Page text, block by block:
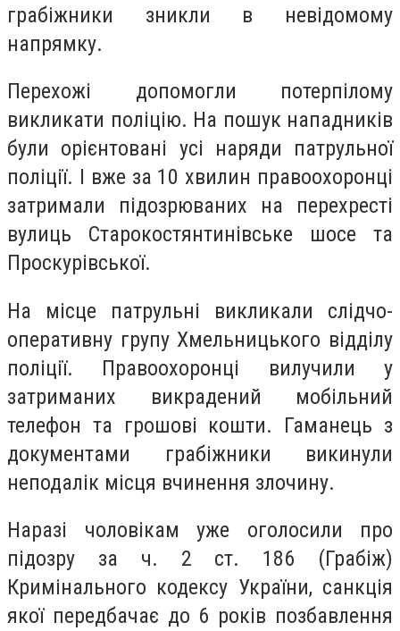
грабіжники зникли в невідомому
напрямку.
Перехожі допомогли потерпілому
викликати поліцію. На пошук нападників
були орієнтовані усі наряди патрульної
поліції. І вже за 10 хвилин правоохоронці
затримали підозрюваних на перехресті
вулиць Старокостянтинівське шосе та
Проскурівської.
На місце патрульні викликали слідчо-
оперативну групу Хмельницького відділу
поліції. Правоохоронці вилучили у
затриманих викрадений мобільний
телефон та грошові кошти. Гаманець з
документами грабіжники викинули
неподалік місця вчинення злочину.
Наразі чоловікам уже оголосили про
підозру за ч. 2 ст. 186 (Грабіж)
Кримінального кодексу України, санкція
якої передбачає до 6 років позбавлення